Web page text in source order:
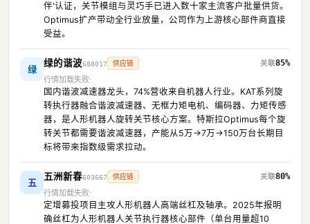
伴'认证，关节模组与灵巧手已进入数十家主流客户批量供货。
Optimus扩产带动全行业放量，公司作为上游核心部件商直接
受益。
绿
绿的谐波688017 供应链
85%
行情加载失败
国内谐波减速器龙头，74%营收来自机器人行业。KAT系列旋
转执行器融合谐波减速器、无框力矩电机、编码器、力矩传感
器，是人形机器人旋转关节核心方案。特斯拉Optimus每个旋
转关节都需要谐波减速器，产能从5万→7万→150万台长期目
标将带来指数级需求拉动。
五
五洲新春603667 供应链
80%
行情加载失败
定增募投项目主攻人形机器人高端丝杠及轴承。2025年报明
确丝杠为人形机器人关节执行器核心部件（单台用量超10